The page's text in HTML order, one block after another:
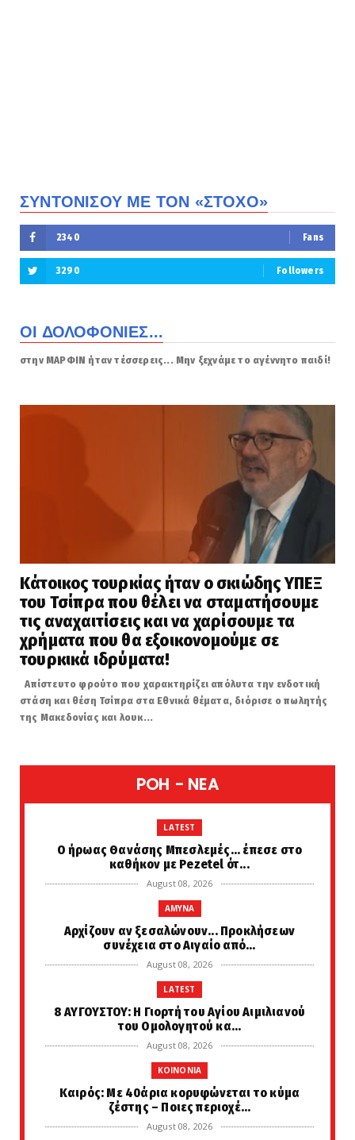
ΣΥΝΤΟΝΙΣΟΥ ΜΕ ΤΟΝ «ΣΤΟΧΟ»
2340 Fans
3290 Followers
ΟΙ ΔΟΛΟΦΟΝΙΕΣ...
στην ΜΑΡΦΙΝ ήταν τέσσερεις... Μην ξεχνάμε το αγέννητο παιδί!
Κάτοικος τουρκίας ήταν ο σκιώδης ΥΠΕΞ
του Τσίπρα που θέλει να σταματήσουμε
τις αναχαιτίσεις και να χαρίσουμε τα
χρήματα που θα εξοικονομούμε σε
τουρκικά ιδρύματα!
Απίστευτο φρούτο που χαρακτηρίζει απόλυτα την ενδοτική
στάση και θέση Τσίπρα στα Εθνικά θέματα, διόρισε ο πωλητής
της Μακεδονίας και λουκ...
POH - NEA
LATEST
Ο ήρωας Θανάσης Μπεσλεμές... έπεσε στο
καθήκον με Pezetel ότ...
August 08, 2026
AMYNA
Αρχίζουν αν ξεσαλώνουν... Προκλήσεων
συνέχεια στο Αιγαίο από...
August 08, 2026
LATEST
8 ΑΥΓΟΥΣΤΟΥ: Η Γιορτή του Αγίου Αιμιλιανού
του Ομολογητού κα...
August 08, 2026
KOINONIA
Καιρός: Με 40άρια κορυφώνεται το κύμα
ζέστης – Ποιες περιοχέ...
August 08, 2026